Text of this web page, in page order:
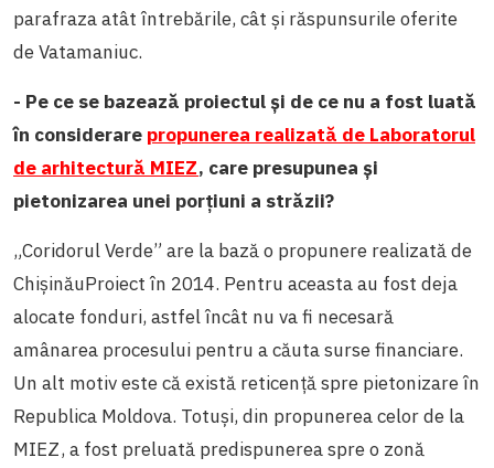
parafraza atât întrebările, cât și răspunsurile oferite
de Vatamaniuc.
- Pe ce se bazează proiectul și de ce nu a fost luată
în considerare propunerea realizată de Laboratorul
de arhitectură MIEZ, care presupunea și
pietonizarea unei porțiuni a străzii?
„Coridorul Verde” are la bază o propunere realizată de
ChișinăuProiect în 2014. Pentru aceasta au fost deja
alocate fonduri, astfel încât nu va fi necesară
amânarea procesului pentru a căuta surse financiare.
Un alt motiv este că există reticență spre pietonizare în
Republica Moldova. Totuși, din propunerea celor de la
MIEZ, a fost preluată predispunerea spre o zonă